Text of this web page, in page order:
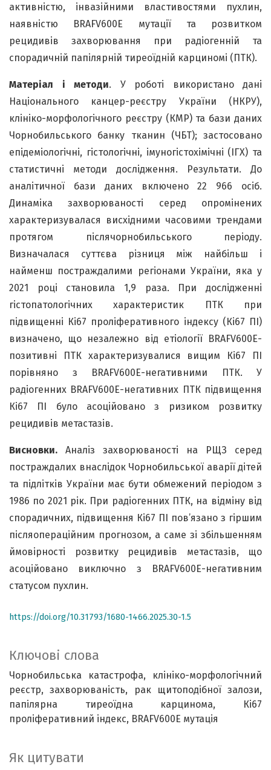
Ключові слова
Чорнобильська катастрофа
клініко-морфологічний
реєстр
захворюваність
рак щитоподібної залози
папілярна тиреоїдна карцинома
Кі67
проліферативний індекс BRAFV600E мутація
Як цитувати
активністю, інвазійними властивостями пухлин,
наявністю BRAFV600E мутації та розвитком
рецидивів захворювання при радіогенній та
спорадичній папілярній тиреоїдній карциномі (ПТК).
Матеріал і методи. У роботі використано дані
Національного канцер-реєстру України (НКРУ),
клініко-морфологічного реєстру (КМР) та бази даних
Чорнобильського банку тканин (ЧБТ); застосовано
епідеміологічні, гістологічні, імуногістохімічні (ІГХ) та
статистичні методи дослідження. Результати. До
аналітичної бази даних включено 22 966 осіб.
Динаміка захворюваності серед опромінених
характеризувалася висхідними часовими трендами
протягом післячорнобильського періоду.
Визначалася суттєва різниця між найбільш і
найменш постраждалими регіонами України, яка у
2021 році становила 1,9 раза. При дослідженні
гістопатологічних характеристик ПТК при
підвищенні Кі67 проліферативного індексу (Кі67 ПІ)
визначено, що незалежно від етіології BRAFV600E-
позитивні ПТК характеризувалися вищим Кі67 ПІ
порівняно з BRAFV600E-негативними ПТК. У
радіогенних BRAFV600E-негативних ПТК підвищення
Кі67 ПІ було асоційовано з ризиком розвитку
рецидивів метастазів.
Висновки. Аналіз захворюваності на РЩЗ серед
постраждалих внаслідок Чорнобильської аварії дітей
та підлітків України має бути обмежений періодом з
1986 по 2021 рік. При радіогенних ПТК, на відміну від
спорадичних, підвищення Кі67 ПІ пов’язано з гіршим
післяопераційним прогнозом, а саме зі збільшенням
ймовірності розвитку рецидивів метастазів, що
асоційовано виключно з BRAFV600E-негативним
статусом пухлин.
https://doi.org/10.31793/1680-1466.2025.30-1.5